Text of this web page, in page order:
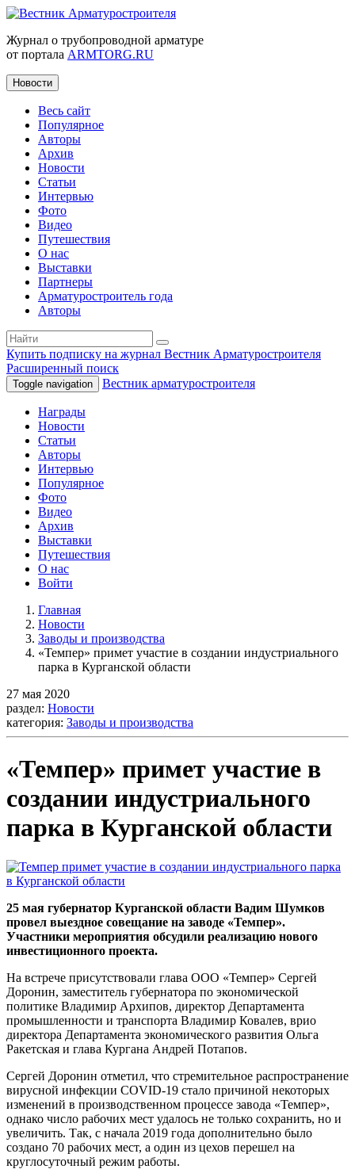
Журнал о трубопроводной арматуре
от портала ARMTORG.RU
Новости
Весь сайт
Популярное
Авторы
Архив
Новости
Статьи
Интервью
Фото
Видео
Путешествия
О нас
Выставки
Партнеры
Арматуростроитель года
Авторы
Купить подписку на журнал Вестник Арматуростроителя
Расширенный поиск
Toggle navigation Вестник арматуростроителя
Награды
Новости
Статьи
Авторы
Интервью
Популярное
Фото
Видео
Архив
Выставки
Путешествия
О нас
Войти
Главная
Новости
Заводы и производства
«Темпер» примет участие в создании индустриального
парка в Курганской области
27 мая 2020
раздел: Новости
категория: Заводы и производства
«Темпер» примет участие в
создании индустриального
парка в Курганской области
25 мая губернатор Курганской области Вадим Шумков
провел выездное совещание на заводе «Темпер».
Участники мероприятия обсудили реализацию нового
инвестиционного проекта.
На встрече присутствовали глава ООО «Темпер» Сергей
Доронин, заместитель губернатора по экономической
политике Владимир Архипов, директор Департамента
промышленности и транспорта Владимир Ковалев, врио
директора Департамента экономического развития Ольга
Ракетская и глава Кургана Андрей Потапов.
Сергей Доронин отметил, что стремительное распространение
вирусной инфекции COVID-19 стало причиной некоторых
изменений в производственном процессе завода «Темпер»,
однако число рабочих мест удалось не только сохранить, но и
увеличить. Так, с начала 2019 года дополнительно было
создано 70 рабочих мест, а один из цехов перешел на
круглосуточный режим работы.